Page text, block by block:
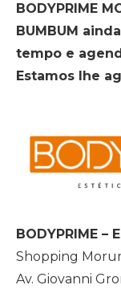
BODYPRIME
BUMBUM
tempo e
Estamos lhe
BODYPRIME –
Shopping
Av. Giovanni